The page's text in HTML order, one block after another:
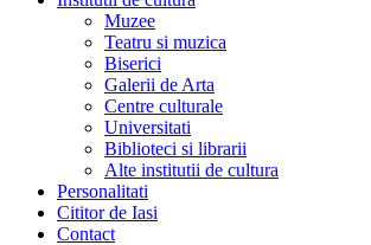
Muzee
Teatru si muzica
Biserici
Galerii de Arta
Centre culturale
Universitati
Biblioteci si librarii
Alte institutii de cultura
Personalitati
Cititor de Iasi
Contact